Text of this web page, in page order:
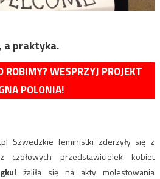
a praktyka.
ROBIMY? WESPRZYJ PROJEKT
POLONIA!
Szwedzkie feministki zderzyły się z
przedstawicielek kobiet
żaliła się na akty molestowania